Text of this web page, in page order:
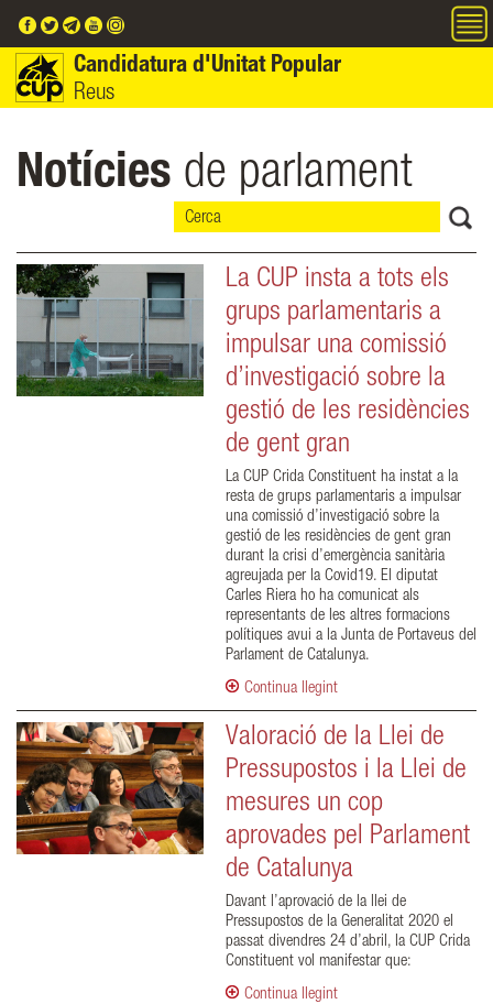
Candidatura d'Unitat Popular
Reus
Notícies de parlament
La CUP insta a tots els
grups parlamentaris a
impulsar una comissió
d’investigació sobre la
gestió de les residències
de gent gran
La CUP Crida Constituent ha instat a la
resta de grups parlamentaris a impulsar
una comissió d’investigació sobre la
gestió de les residències de gent gran
durant la crisi d’emergència sanitària
agreujada per la Covid19. El diputat
Carles Riera ho ha comunicat als
representants de les altres formacions
polítiques avui a la Junta de Portaveus del
Parlament de Catalunya.
Continua llegint
Valoració de la Llei de
Pressupostos i la Llei de
mesures un cop
aprovades pel Parlament
de Catalunya
Davant l’aprovació de la llei de
Pressupostos de la Generalitat 2020 el
passat divendres 24 d’abril, la CUP Crida
Constituent vol manifestar que:
Continua llegint